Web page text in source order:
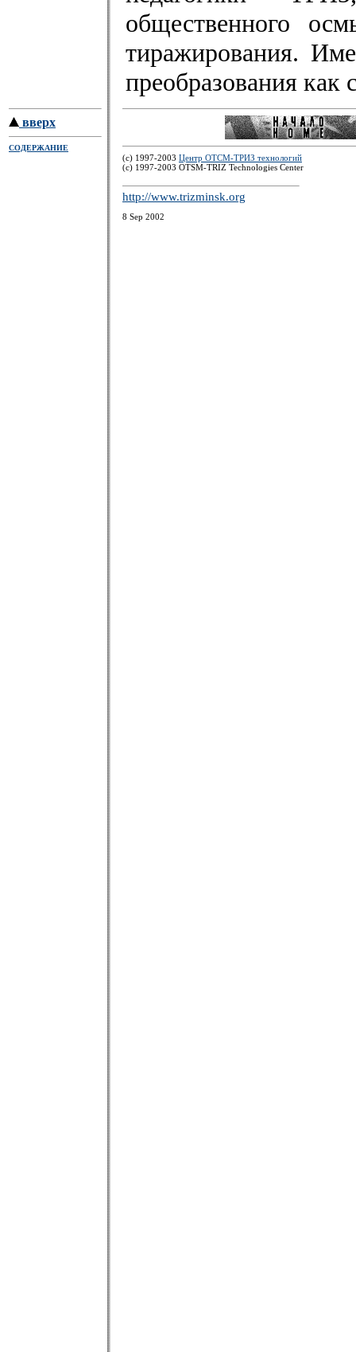
общественного
тиражирования.
преобразования как
вверх
СОДЕРЖАНИЕ
(c) 1997-2003 Центр ОТСМ-ТРИЗ технологий
(с) 1997-2003 OTSM-TRIZ Technologies Center
http://www.trizminsk.org
8 Sep 2002